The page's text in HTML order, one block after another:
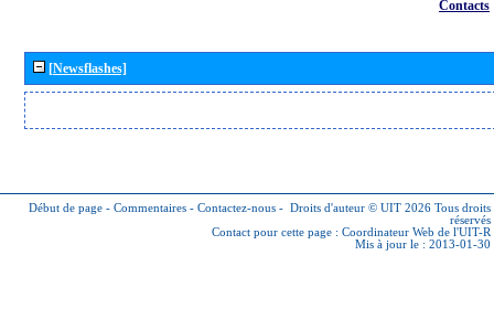
Contacts
[Newsflashes]
Début de page - Commentaires - Contactez-nous - Droits d'auteur © UIT 2026 Tous droits
réservés
Contact pour cette page : Coordinateur Web de l'UIT-R
Mis à jour le : 2013-01-30